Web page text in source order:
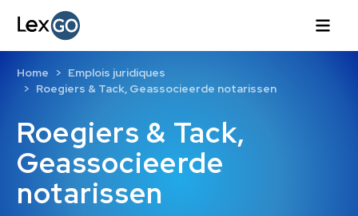
Roegiers & Tack,
Geassocieerde
notarissen
Home
Emplois juridiques
Roegiers & Tack, Geassocieerde notarissen